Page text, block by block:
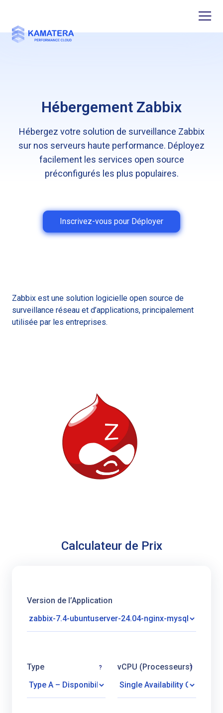
Hébergement Zabbix
Hébergez votre solution de surveillance Zabbix
sur nos serveurs haute performance. Déployez
facilement les services open source
préconfigurés les plus populaires.
Inscrivez-vous pour Déployer
Zabbix est une solution logicielle open source de
surveillance réseau et d’applications, principalement
utilisée par les entreprises.
Calculateur de Prix
Version de l’Application
Type ? vCPU (Processeurs)
?